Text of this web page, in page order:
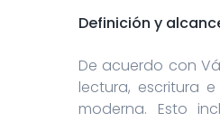
Definición y
De acuerdo con
lectura, escritura
moderna. Esto